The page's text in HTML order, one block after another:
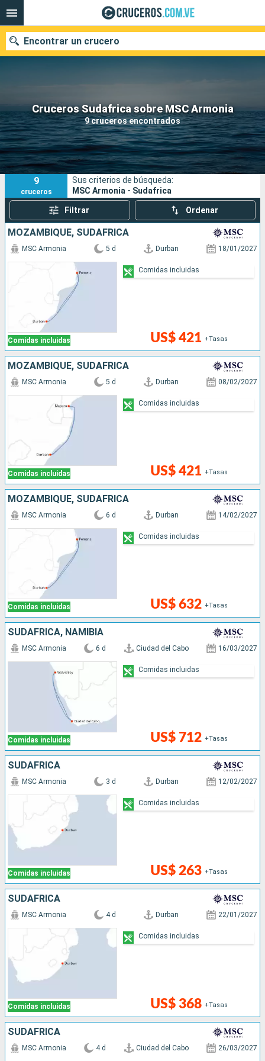
Cruceros Sudafrica sobre MSC Armonia
9 cruceros encontrados
Encontrar un crucero
Nuestros destinos
Fecha de salida
Puertos Compañías
Buscar
9
cruceros
Sus criterios de búsqueda:
MSC Armonia - Sudafrica
Filtrar Ordenar
MOZAMBIQUE, SUDAFRICA
Comidas incluidas
MSC Armonia 5 d Durban 18/01/2027
US$ 421 +Tasas
Comidas incluidas
MOZAMBIQUE, SUDAFRICA
Comidas incluidas
MSC Armonia 5 d Durban 08/02/2027
US$ 421 +Tasas
Comidas incluidas
MOZAMBIQUE, SUDAFRICA
Comidas incluidas
MSC Armonia 6 d Durban 14/02/2027
US$ 632 +Tasas
Comidas incluidas
SUDAFRICA, NAMIBIA
Comidas incluidas
MSC Armonia 6 d Ciudad del Cabo 16/03/2027
US$ 712 +Tasas
Comidas incluidas
SUDAFRICA
Comidas incluidas
MSC Armonia 3 d Durban 12/02/2027
US$ 263 +Tasas
Comidas incluidas
SUDAFRICA
Comidas incluidas
MSC Armonia 4 d Durban 22/01/2027
US$ 368 +Tasas
Comidas incluidas
SUDAFRICA
MSC Armonia 4 d Ciudad del Cabo 26/03/2027